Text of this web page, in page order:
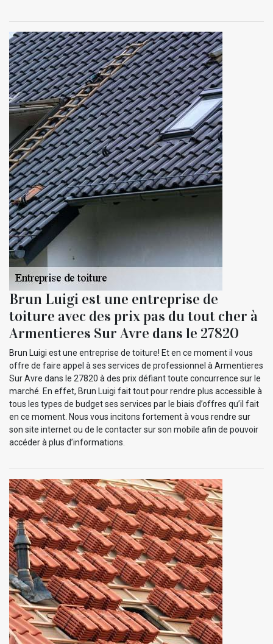
Brun Luigi est une entreprise de
toiture avec des prix pas du tout cher à
Armentieres Sur Avre dans le 27820
Brun Luigi est une entreprise de toiture! Et en ce moment il vous
offre de faire appel à ses services de professionnel à Armentieres
Sur Avre dans le 27820 à des prix défiant toute concurrence sur le
marché. En effet, Brun Luigi fait tout pour rendre plus accessible à
tous les types de budget ses services par le biais d’offres qu’il fait
en ce moment. Nous vous incitons fortement à vous rendre sur
son site internet ou de le contacter sur son mobile afin de pouvoir
accéder à plus d’informations.